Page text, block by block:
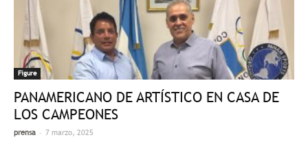
Figure
PANAMERICANO DE ARTÍSTICO EN CASA DE
LOS CAMPEONES
prensa - 7 marzo, 2025